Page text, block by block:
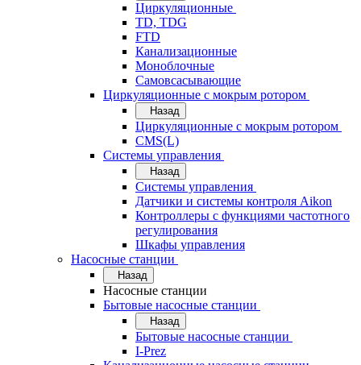
Циркуляционные
TD, TDG
FTD
Канализационные
Моноблочные
Самовсасывающие
Циркуляционные с мокрым ротором
Назад
Циркуляционные с мокрым ротором
CMS(L)
Системы управления
Назад
Системы управления
Датчики и системы контроля Aikon
Контроллеры с функциями частотного
регулирования
Шкафы управления
Насосные станции
Назад
Насосные станции
Бытовые насосные станции
Назад
Бытовые насосные станции
I-Prez